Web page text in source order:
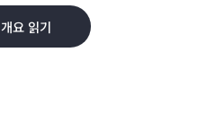
요 읽기